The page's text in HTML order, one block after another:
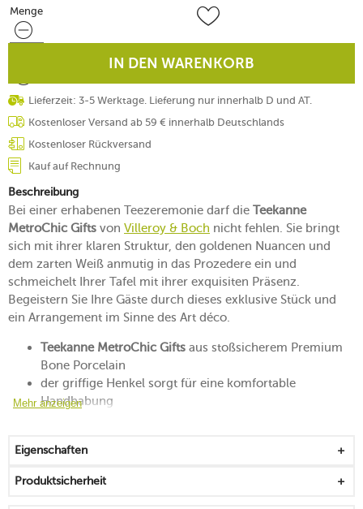
Menge
Menge
IN DEN WARENKORB
Lieferzeit: 3-5 Werktage. Lieferung nur innerhalb D und AT.
Kostenloser Versand ab 59 € innerhalb Deutschlands
Kostenloser Rückversand
Kauf auf Rechnung
Beschreibung
Bei einer erhabenen Teezeremonie darf die Teekanne
MetroChic Gifts von Villeroy & Boch nicht fehlen. Sie bringt
sich mit ihrer klaren Struktur, den goldenen Nuancen und
dem zarten Weiß anmutig in das Prozedere ein und
schmeichelt Ihrer Tafel mit ihrer exquisiten Präsenz.
Begeistern Sie Ihre Gäste durch dieses exklusive Stück und
ein Arrangement im Sinne des Art déco.
Teekanne MetroChic Gifts aus stoßsicherem Premium
Bone Porcelain
der griffige Henkel sorgt für eine komfortable
Handhabung
und absetzen lässt
das von Hand aufgetragene, langlebige Dekor macht
Mehr anzeigen
Eigenschaften
Produktsicherheit